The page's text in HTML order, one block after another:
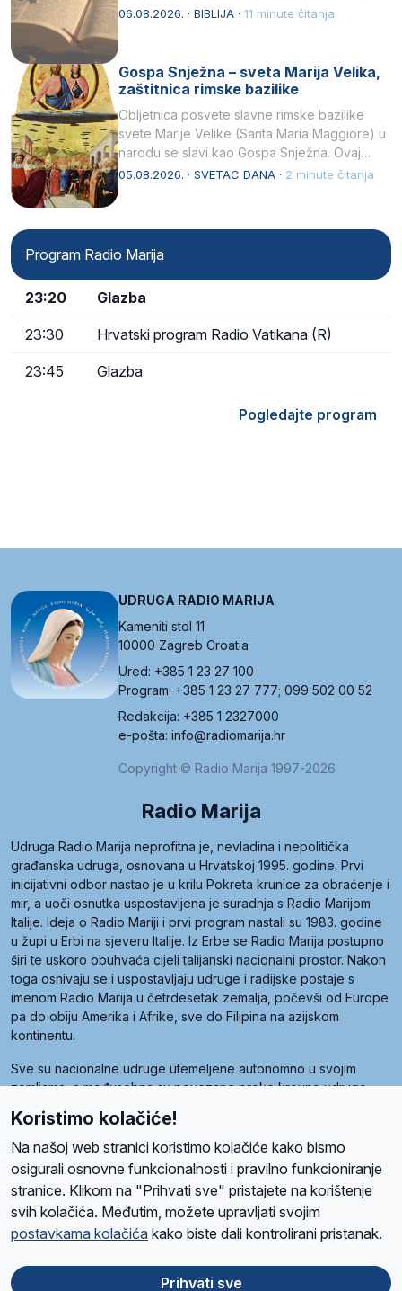
kukaca.2 A narod…
06.08.2026. · BIBLIJA · 11 minute čitanja
Gospa Snježna – sveta Marija Velika,
zaštitnica rimske bazilike
Obljetnica posvete slavne rimske bazilike
svete Marije Velike (Santa Maria Maggiore) u
narodu se slavi kao Gospa Snježna. Ovaj
naziv, Sancta Maria…
05.08.2026. · SVETAC DANA · 2 minute čitanja
Program Radio Marija
23:20 Glazba
23:30 Hrvatski program Radio Vatikana (R)
23:45 Glazba
Pogledajte program
UDRUGA RADIO MARIJA
Kameniti stol 11
10000 Zagreb Croatia
Ured: +385 1 23 27 100
Program: +385 1 23 27 777; 099 502 00 52
Redakcija: +385 1 2327000
e-pošta: info@radiomarija.hr
Copyright © Radio Marija 1997-2026
Radio Marija
Udruga Radio Marija neprofitna je, nevladina i nepolitička
građanska udruga, osnovana u Hrvatskoj 1995. godine. Prvi
inicijativni odbor nastao je u krilu Pokreta krunice za obraćenje i
mir, a uoči osnutka uspostavljena je suradnja s Radio Marijom
Italije. Ideja o Radio Mariji i prvi program nastali su 1983. godine
u župi u Erbi na sjeveru Italije. Iz Erbe se Radio Marija postupno
širi te uskoro obuhvaća cijeli talijanski nacionalni prostor. Nakon
toga osnivaju se i uspostavljaju udruge i radijske postaje s
imenom Radio Marija u četrdesetak zemalja, počevši od Europe
pa do obiju Amerika i Afrike, sve do Filipina na azijskom
kontinentu.
Sve su nacionalne udruge utemeljene autonomno u svojim
zemljama, a međusobna su povezane preko krovne udruge
Radio Maria). Svjetsku obitelj utemeljilo je sedam članica, među
kojima je i hrvatska Udruga Radio Marija.
O namaRadio ProgramVolonteriPrijateljiKontaktPravila privatnosti
Ova stranica je zaštićena Google reCAPTCHA sustavom
Koristimo kolačiće!
Na našoj web stranici koristimo kolačiće kako bismo
osigurali osnovne funkcionalnosti i pravilno funkcioniranje
stranice. Klikom na "Prihvati sve" pristajete na korištenje
svih kolačića. Međutim, možete upravljati svojim
postavkama kolačića kako biste dali kontrolirani pristanak.
Prihvati sve